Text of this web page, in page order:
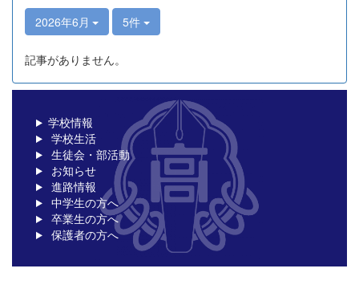
2026年6月 5件
記事がありません。
学校情報
学校生活
生徒会・部活動
お知らせ
進路情報
中学生の方へ
卒業生の方へ
保護者の方へ